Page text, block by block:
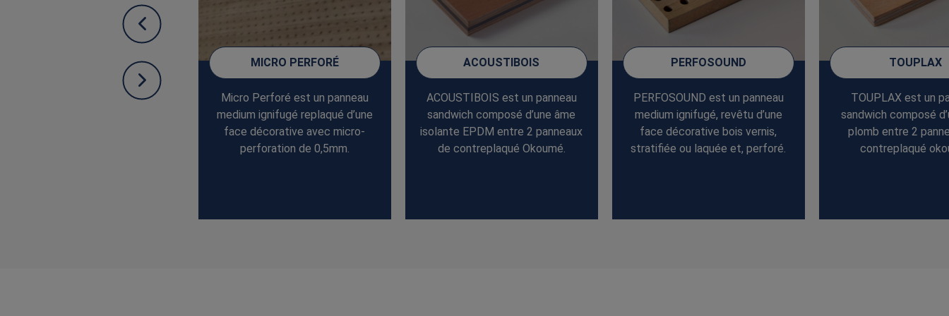
TOUPLAX est un panneau
MICRO PERFORÉ
Micro Perforé est un panneau
medium ignifugé replaqué d’une
face décorative avec micro-
perforation de 0,5mm.
ACOUSTIBOIS
ACOUSTIBOIS est un panneau
sandwich composé d’une âme
isolante EPDM entre 2 panneaux
de contreplaqué Okoumé.
PERFOSOUND
PERFOSOUND est un panneau
medium ignifugé, revêtu d’une
face décorative bois vernis,
stratifiée ou laquée et, perforé.
TOUPLAX
TOUPLAX est un
sandwich composé
plomb entre 2
contreplaqué